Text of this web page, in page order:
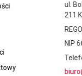
ul.
211
NIP